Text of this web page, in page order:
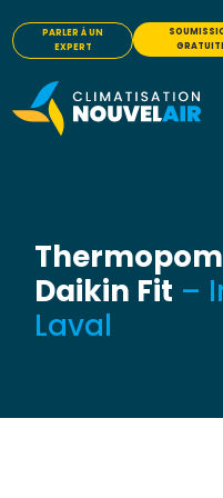
PARLER À UN
EXPERT
Daikin Fit –
Laval